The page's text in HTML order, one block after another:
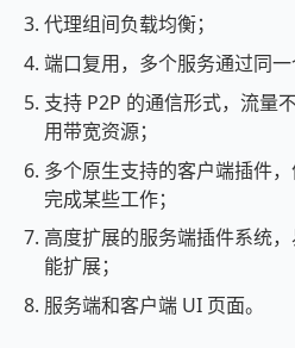
代理组间负载均衡；
端口复用，多个服务通过同一
支持 P2P 的通信形式，流量
用带宽资源；
多个原生支持的客户端插件
完成某些工作；
高度扩展的服务端插件系统
能扩展；
服务端和客户端 UI 页面。